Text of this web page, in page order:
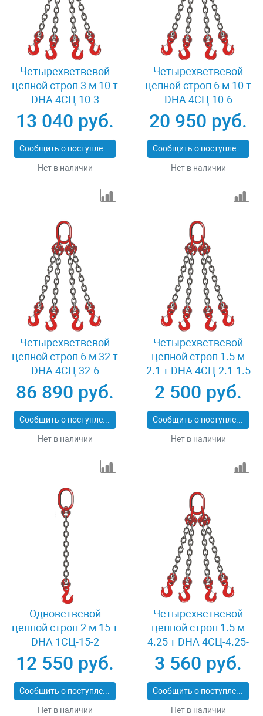
Четырехветвевой
цепной строп 3 м 10 т
DHA 4СЦ-10-3
13 040 руб.
Сообщить о поступлении
Нет в наличии
Четырехветвевой
цепной строп 6 м 10 т
DHA 4СЦ-10-6
20 950 руб.
Сообщить о поступлении
Нет в наличии
Четырехветвевой
цепной строп 6 м 32 т
DHA 4СЦ-32-6
86 890 руб.
Сообщить о поступлении
Нет в наличии
Четырехветвевой
цепной строп 1.5 м
2.1 т DHA 4СЦ-2.1-1.5
2 500 руб.
Сообщить о поступлении
Нет в наличии
Одноветвевой
цепной строп 2 м 15 т
DHA 1СЦ-15-2
12 550 руб.
Сообщить о поступлении
Нет в наличии
Четырехветвевой
цепной строп 1.5 м
4.25 т DHA 4СЦ-4.25-
1.5
3 560 руб.
Сообщить о поступлении
Нет в наличии